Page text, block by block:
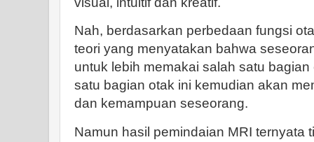
Nah, berdasarkan perbedaan fungsi
teori yang menyatakan bahwa
untuk lebih memakai salah satu
satu bagian otak ini kemudian akan
dan kemampuan seseorang.
Namun hasil pemindaian MRI ternyata